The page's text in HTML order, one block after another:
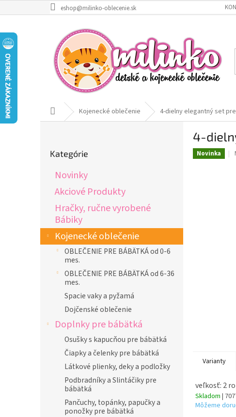
na
eshop@milinko-oblecenie.sk
DomovKojenecké oblečenie 4-dielny elegantný set
kategórie
Kategórie
Novinky
Akciové Produkty
Hračky, ručne vyrobené
Bábiky
Kojenecké oblečenie
OBLEČENIE PRE BÁBÄTKÁ od 0-6
mes.
OBLEČENIE PRE BÁBÄTKÁ od 6-36
mes.
Spacie vaky a pyžamá
Dojčenské oblečenie
Doplnky pre bábätká
Osušky s kapucňou pre bábätká
Čiapky a čelenky pre bábätká
Látkové plienky, deky a podložky
Podbradníky a Slintáčiky pre
bábätká
Pančuchy, topánky, papučky a
ponožky pre bábätká
4-
Novinka
Varianty
veľkosť: 2
Skladom |
Môžeme